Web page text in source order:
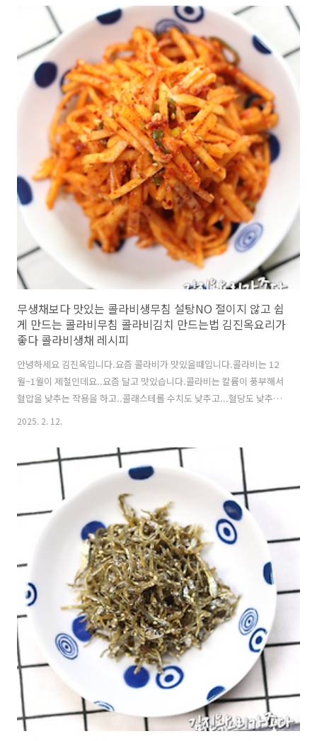
것은 좀 무말랭이 상태가 다르더라고요..아무래도 생물이다보니...그럴
수 있다고 생각해서 그냥 요리를 했는데요..무말랭이장아찌를 처음에 만
들었을때는 아삭함이 없이 ...식감이 그랬습니다.제 입맛에 좀 그러면...
소개를 안하거든요..그래서 그냥..냉장고에 넣어두고는 있었는데요..어
제 갑자기 점심밥을 먹다가 꺼내서 먹어봤더니..너무 아삭한거예요..이
상하다~~ 그래서 다시 먹..
무생채보다 맛있는 콜라비생무침 설탕NO 절이지 않고 쉽
게 만드는 콜라비무침 콜라비김치 만드는법 김진옥요리가
좋다 콜라비생채 레시피
안녕하세요 김진옥입니다.요즘 콜라비가 맛있을때입니다.콜라비는 12
월~1월이 제철인데요..요즘 달고 맛있습니다.콜라비는 칼륨이 풍부해서
혈압을 낮추는 작용을 하고..콜래스테롤 수치도 낮추고...혈당도 낮추
고...항산화성분도 많고..하여간 몸에 좋다고..많이 들었습니다.자체적으
요..절이지 않아도 물이 나오지 않고요 아삭하답니
다. https://youtu.be/mlMm06prvtE?si=Fc9SaKCAmgy9PLUe말
로하는 자세한 레시피는 위 영상을 클릭하세요!! 재료(4인분):콜라비1
개(껍질제거하고 채썬후 무게가 400g). 다진파3T.고춧가루2T.청양고추
1~2개(생략가능).다진마늘2/3T.멸치액젓1T.식초1~2T(생략가능).매실
2025. 2. 12.